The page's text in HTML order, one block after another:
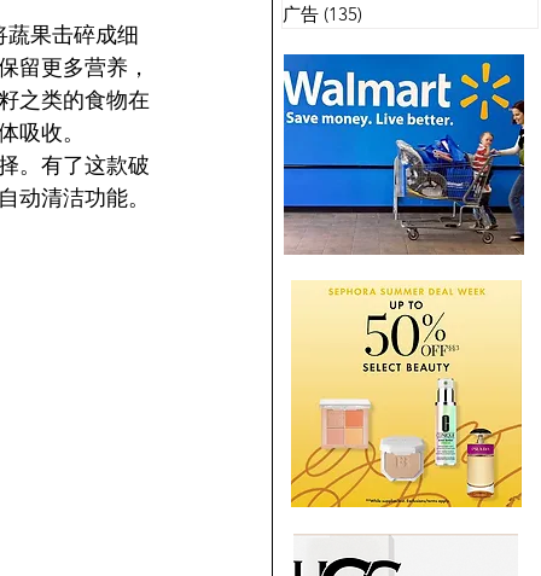
蔬果击碎成细
留更多营养，
之类的食物在
吸收。
。有了这款破
动清洁功能。
广告 (135)